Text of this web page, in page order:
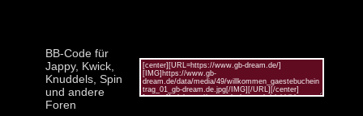
BB-Code für
Jappy, Kwick,
Knuddels, Spin
und andere
Foren